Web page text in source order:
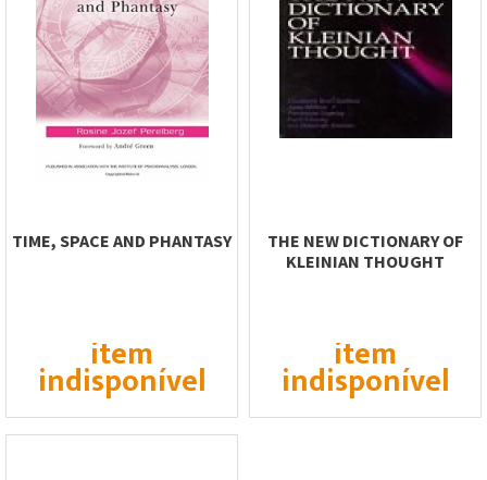
TIME, SPACE AND PHANTASY
item
indisponível
THE NEW DICTIONARY OF
KLEINIAN THOUGHT
item
indisponível